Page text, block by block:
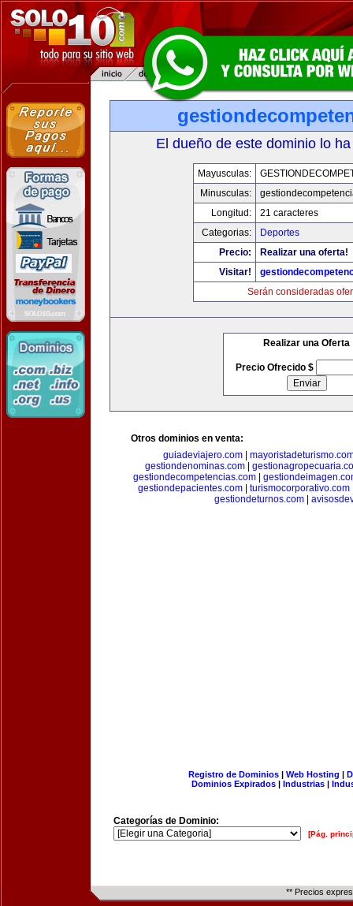
El dueño de este dominio lo
Mayusculas:
Minusculas:
Longitud:
21 caracteres
Categorias:
Deportes
Precio:
Realizar una oferta!
Visitar!
Serán consideradas
Realizar una Oferta
Precio Ofrecido $
Otros dominios en venta:
guiadeviajero.com|
gestiondenominas.com|
gestiondecompetencias.com|
gestiondepacientes.com| turismocorporativo.com
gestiondeturnos.com
Registro de Dominios| Web Hosting |
Dominios Expirados | Industrias |
Categorías de Dominio:
[Pág.
** Precios